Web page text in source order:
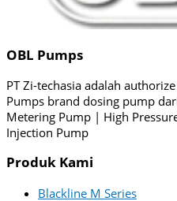
OBL Pumps
PT Zi-techasia adalah
Pumps brand dosing pump
Metering Pump | High
Injection Pump
Produk Kami
Blackline M Series